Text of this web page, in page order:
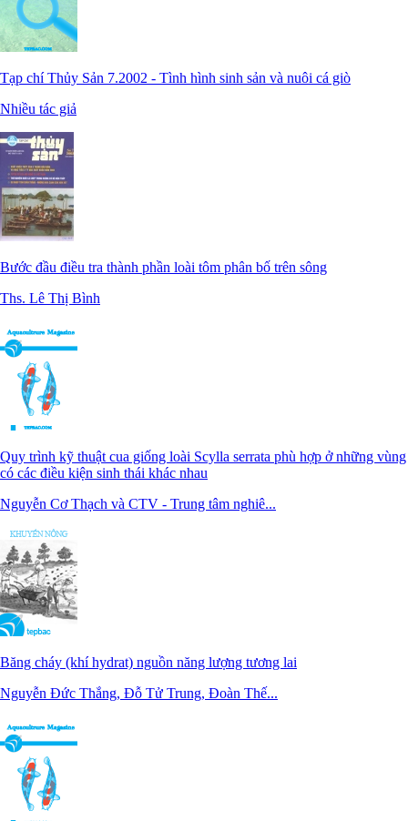
Tạp chí Thủy Sản 7.2002 - Tình hình sinh sản và nuôi cá giò
Nhiều tác giả
Bước đầu điều tra thành phần loài tôm phân bố trên sông
Ths. Lê Thị Bình
Quy trình kỹ thuật cua giống loài Scylla serrata phù hợp ở những vùng
có các điều kiện sinh thái khác nhau
Nguyễn Cơ Thạch và CTV - Trung tâm nghiê...
Băng cháy (khí hydrat) nguồn năng lượng tương lai
Nguyễn Đức Thắng, Đỗ Tử Trung, Đoàn Thế...